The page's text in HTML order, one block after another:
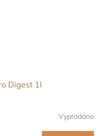
Digest 1l
Vyprodáno